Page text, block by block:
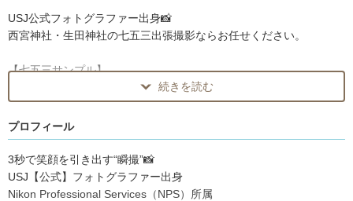
USJ公式フォトグラファー出身📸
西宮神社・生田神社の七五三出張撮影ならお任せください。
【七五三サンプル】
https://youtube.com/shorts/Wb3stKokdvI?feature=share
当日は、ご家族はお子さまと一緒に楽しむだけで大丈夫です。
はじめまして。
フォトグラファーの 森月 勝大（もりつき しょうだい）です。
続きを読む
プロフィール
3秒で笑顔を引き出す“瞬撮”📸
USJ【公式】フォトグラファー出身
Nikon Professional Services（NPS）所属